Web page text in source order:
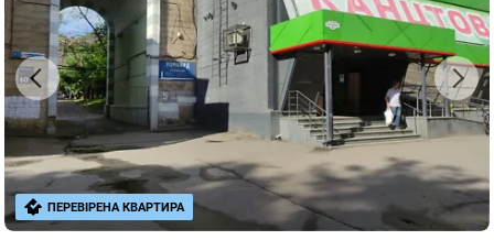
ПЕРЕВІРЕНА КВАРТИРА